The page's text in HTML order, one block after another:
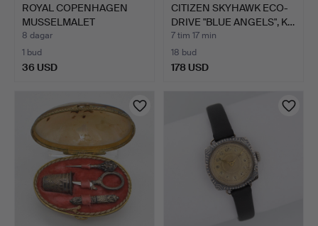
ROYAL COPENHAGEN
MUSSELMALET
VOLLSPITZE, S…
8 dagar
1 bud
36 USD
CITIZEN SKYHAWK ECO-
DRIVE "BLUE ANGELS", K…
7 tim 17 min
18 bud
178 USD